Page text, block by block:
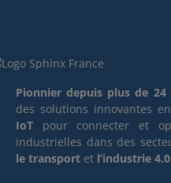
Pionnier depuis plus de 24
des solutions innovantes
IoT pour connecter et
industrielles dans des
le transport et l’industrie 4.0